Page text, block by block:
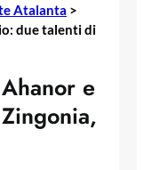
Atalanta >
due talenti di
e